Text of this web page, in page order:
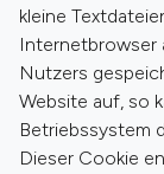
kleine
Internetbrowser
Nutzers
Website auf, so
Betriebssystem
Dieser Cookie